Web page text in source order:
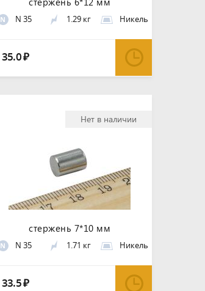
N N 35 1.29 кг Никель
35.0₽
Нет в наличии
стержень 7*10 мм
N N 35 1.71 кг Никель
33.5₽